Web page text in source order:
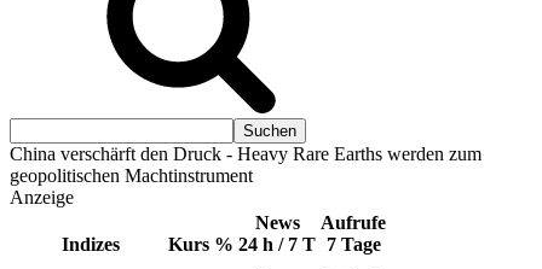
China verschärft den Druck - Heavy Rare Earths werden zum
geopolitischen Machtinstrument
Anzeige
Indizes Kurs %
News
24 h / 7 T
Aufrufe
7 Tage